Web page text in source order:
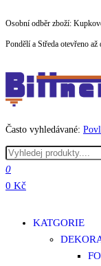
na
obsah
Osobní odběr zboží:
Pondělí a Středa otevřeno až
Často vyhledávané:
0
0 Kč
KATGORIE